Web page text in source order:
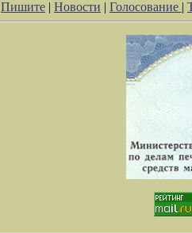
Пишите | Новости | Голосование |